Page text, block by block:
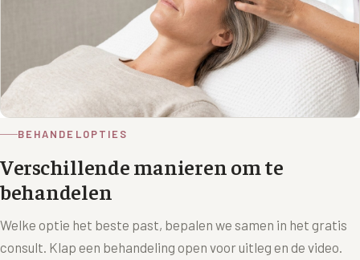
BEHANDELOPTIES
Verschillende manieren om te
behandelen
Welke optie het beste past, bepalen we samen in het gratis
consult. Klap een behandeling open voor uitleg en de video.